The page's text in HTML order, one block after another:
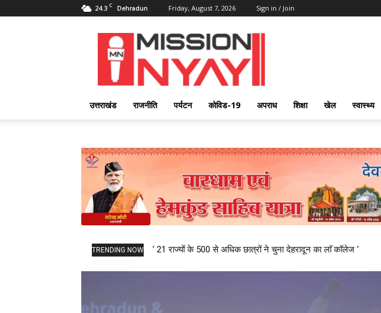
24.3 C Dehradun Friday, August 7, 2026 Sign in / Join
Mission
Nyay
उत्तराखंड राजनीति पर्यटन कोविड-19 अपराध शिक्षा खेल स्वास्थ्य
TRENDING NOW ‘ 21 राज्यों के 500 से अधिक छात्रों ने चुना देहरादून का लाॅ काॅलेज ‘